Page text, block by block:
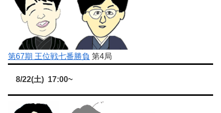
第67期 王位戦七番勝負 第4局
8/22(土) 17:00~